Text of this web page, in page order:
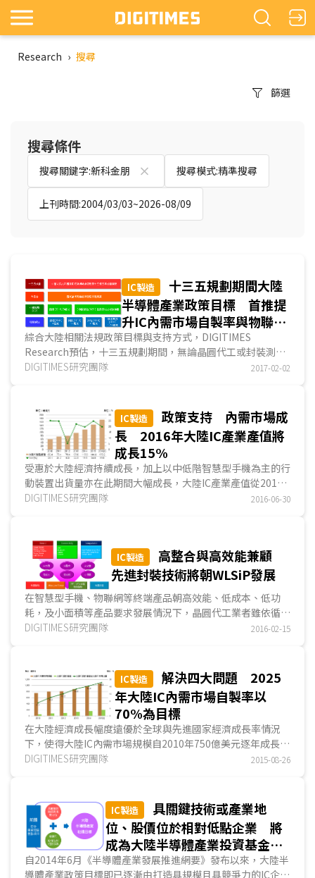
Research › 搜尋
篩選
搜尋條件
搜尋關鍵字:新科金朋 搜尋模式:精準搜尋
上刊時間:2004/03/03~2026-08/09
IC製造
十三五規劃期間大陸
半導體產業政策目標 首推提
升IC內需市場自製率與物聯網
普及率
綜合大陸相關法規政策目標與支持方式，DIGITIMES
Research預估，十三五規劃期間，無論晶圓代工或封裝測
試，大陸IC製造產能將大幅成長，結合「物聯網+」與「中國
DIGITIMES研究團隊 2017-02-02
IC製造
政策支持 內需市場成
長 2016年大陸IC產業產值將
成長15%
受惠於大陸經濟持續成長，加上以中低階智慧型手機為主的行
動裝置出貨量亦在此期間大幅成長，大陸IC產業產值從2010
年210.3億美元逐年成長至2015年579.7億美元，2010~2015
DIGITIMES研究團隊 2016-06-30
IC製造
高整合與高效能兼顧
先進封裝技術將朝WLSiP發展
在智慧型手機、物聯網等終端產品朝高效能、低成本、低功
耗，及小面積等產品要求發展情況下，晶圓代工業者雖依循摩
爾定律(Moore's Law)朝16/14奈米，乃至次世代10奈米等先
DIGITIMES研究團隊 2016-02-15
IC製造
解決四大問題 2025
年大陸IC內需市場自製率以
70%為目標
在大陸經濟成長幅度遠優於全球與先進國家經濟成長率情況
下，使得大陸IC內需市場規模自2010年750億美元逐年成長至
2014年980億美元，2010年至2014年年複合成長率達6.8%，
DIGITIMES研究團隊 2015-08-26
IC製造
具關鍵技術或產業地
位、股價位於相對低點企業 將
成為大陸半導體產業投資基金購
併目標
自2014年6月《半導體產業發展推進網要》發布以來，大陸半
導體產業政策目標即已逐漸由打造具規模且具競爭力的IC企業